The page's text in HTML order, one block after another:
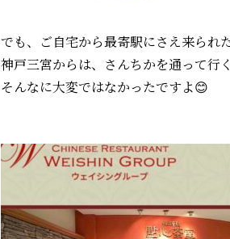
でも、ご自宅から最寄駅にさえ来られた
神戸三宮からは、さんちかを通って行
そんなに大変ではなかったですよ😊